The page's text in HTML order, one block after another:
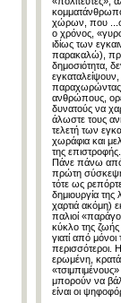
χώρων, που
ο χρόνος,
ιδίως των
παρακαλώ),
δημοσιότητα,
παραχωρώντας
ανθρώπους,
δυνατούς να
άλωστε τους
τελετή των
χωράφια και
της
Πάνε πάνω από
πρώτη
τότε ως
δημιουργία της
χαρτιά ακόμη)
παλιοί
κύκλο της ζωής
γιατί από
περισσότεροι.
ερωμένη,
μπορούν να
είναι οι